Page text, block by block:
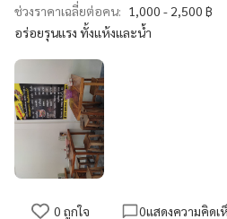
ช่วงราคาเฉลี่ยต่อคน: 1,000 - 2,500 ฿
อร่อยรุนแรง ทั้งแห้งและน้ำ
0 ถูกใจ 0แสดงความคิดเ